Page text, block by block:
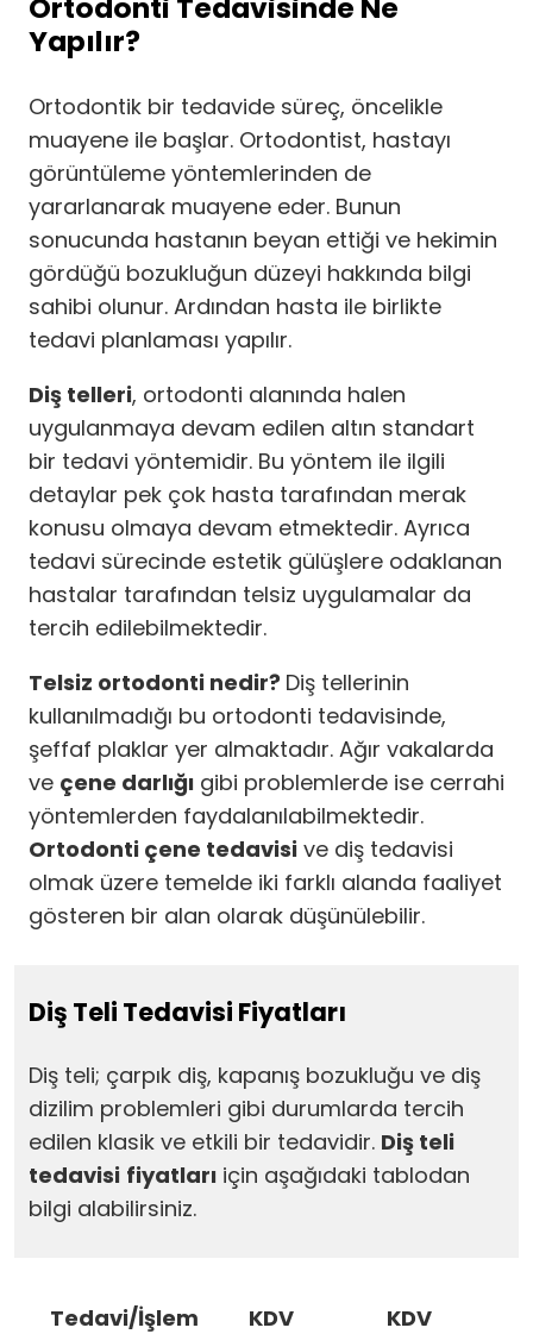
Yapılır?
Ortodontik bir tedavide süreç, öncelikle
muayene ile başlar. Ortodontist, hastayı
görüntüleme yöntemlerinden de
yararlanarak muayene eder. Bunun
sonucunda hastanın beyan ettiği ve hekimin
gördüğü bozukluğun düzeyi hakkında bilgi
sahibi olunur. Ardından hasta ile birlikte
tedavi planlaması yapılır.
Diş telleri, ortodonti alanında halen
uygulanmaya devam edilen altın standart
bir tedavi yöntemidir. Bu yöntem ile ilgili
detaylar pek çok hasta tarafından merak
konusu olmaya devam etmektedir. Ayrıca
tedavi sürecinde estetik gülüşlere odaklanan
hastalar tarafından telsiz uygulamalar da
tercih edilebilmektedir.
Telsiz ortodonti nedir? Diş tellerinin
kullanılmadığı bu ortodonti tedavisinde,
şeffaf plaklar yer almaktadır. Ağır vakalarda
ve çene darlığı gibi problemlerde ise cerrahi
yöntemlerden faydalanılabilmektedir.
Ortodonti çene tedavisi ve diş tedavisi
olmak üzere temelde iki farklı alanda faaliyet
gösteren bir alan olarak düşünülebilir.
Diş Teli Tedavisi Fiyatları
Diş teli; çarpık diş, kapanış bozukluğu ve diş
dizilim problemleri gibi durumlarda tercih
edilen klasik ve etkili bir tedavidir. Diş teli
tedavisi fiyatları için aşağıdaki tablodan
bilgi alabilirsiniz.
Tedavi/İşlem
KDV
KDV